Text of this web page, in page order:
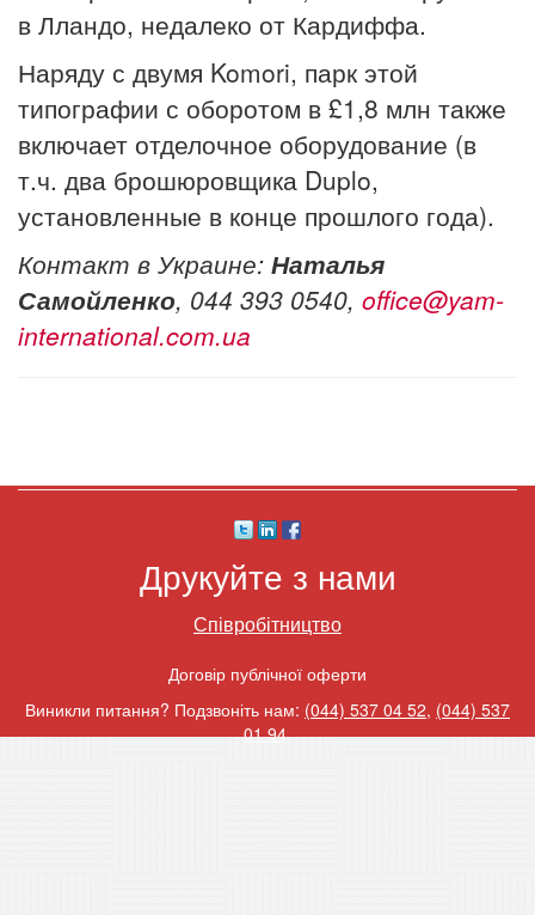
в Лландо, недалеко от Кардиффа.
Наряду с двумя Komori, парк этой
типографии с оборотом в £1,8 млн также
включает отделочное оборудование (в
т.ч. два брошюровщика Duplo,
установленные в конце прошлого года).
Контакт в Украине: Наталья
Самойленко, 044 393 0540, office@yam-
international.com.ua
Друкуйте з нами
Співробітництво
Договір публічної оферти
Виникли питання? Подзвоніть нам: (044) 537 04 52, (044) 537
01 94.